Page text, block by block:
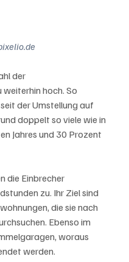
der
hoch. So
der Umstellung auf
doppelt so viele wie in
Jahres und 30 Prozent
die Einbrecher
zu. Ihr Ziel sind
die sie nach
Ebenso im
woraus
werden.